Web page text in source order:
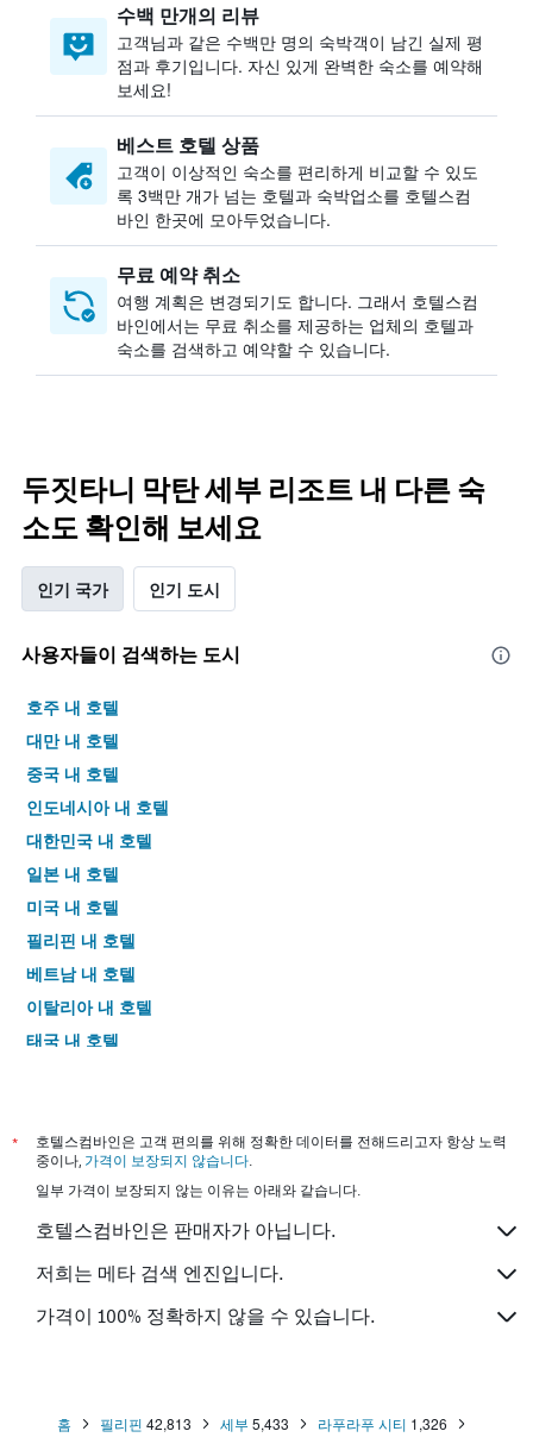
수백 만개의 리뷰
고객님과 같은 수백만 명의 숙박객이 남긴 실제 평
점과 후기입니다. 자신 있게 완벽한 숙소를 예약해
보세요!
베스트 호텔 상품
고객이 이상적인 숙소를 편리하게 비교할 수 있도
록 3백만 개가 넘는 호텔과 숙박업소를 호텔스컴
바인 한곳에 모아두었습니다.
무료 예약 취소
여행 계획은 변경되기도 합니다. ​그래서 호텔스컴
바인에서는 무료 취소를 제공하는 업체의 호텔과
숙소를 검색하고 예약할 수 있습니다.
두짓타니 막탄 세부 리조트 내 다른 숙
소도 확인해 보세요
인기 국가 인기 도시
사용자들이 검색하는 도시
호주 내 호텔
대만 내 호텔
중국 내 호텔
인도네시아 내 호텔
대한민국 내 호텔
일본 내 호텔
미국 내 호텔
필리핀 내 호텔
베트남 내 호텔
이탈리아 내 호텔
태국 내 호텔
*
호텔스컴바인은 고객 편의를 위해 정확한 데이터를 전해드리고자 항상 노력
중이나, 가격이 보장되지 않습니다.
일부 가격이 보장되지 않는 이유는 아래와 같습니다.
호텔스컴바인은 판매자가 아닙니다.
저희는 메타 검색 엔진입니다.
가격이 100% 정확하지 않을 수 있습니다.
홈 필리핀 42,813 세부 5,433 라푸라푸 시티 1,326